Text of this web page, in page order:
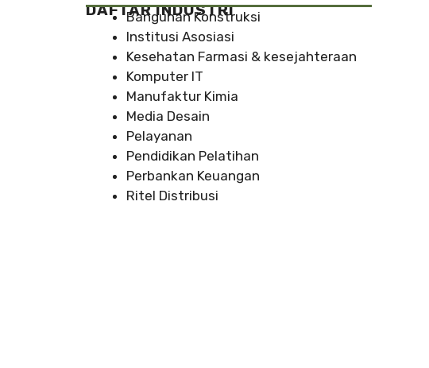
DAFTAR INDUSTRI
Bangunan Konstruksi
Institusi Asosiasi
Kesehatan Farmasi & kesejahteraan
Komputer IT
Manufaktur Kimia
Media Desain
Pelayanan
Pendidikan Pelatihan
Perbankan Keuangan
Ritel Distribusi